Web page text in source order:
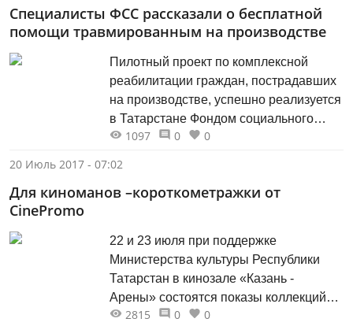
новым архитектурным обликом и
отвечать актуальным тенденциям в
сфере дизайна и коммуникации.
Участники должны были разработать
платформу бренда, придумать...
Специалисты ФСС рассказали о бесплатной
помощи травмированным на производстве
Пилотный проект по комплексной
реабилитации граждан, пострадавших
на производстве, успешно реализуется
в Татарстане Фондом социального
страхования РФ по РТ совместно с
реализуемого с 2015 года, рассказали
предприятии трудится Ринат Абдулов.
Молодой...
1097 0
0
20 Июль 2017 - 07:02
Для киноманов –короткометражки от
CinePromo
22 и 23 июля при поддержке
Министерства культуры Республики
Татарстан в кинозале «Казань -
Арены» состоятся показы коллекций
российских короткометражек от
2815 0
0